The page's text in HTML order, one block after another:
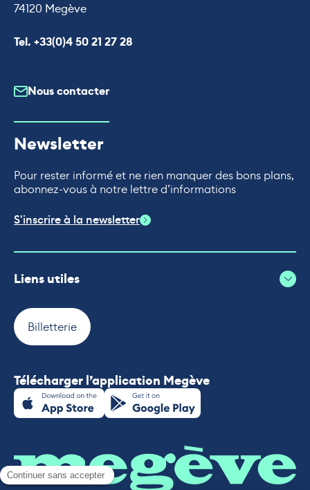
74120 Megève
Appeler le
Tel. +33(0)4 50 21 27 28
Nous contacter
Newsletter
Pour rester informé et ne rien manquer des bons plans,
abonnez-vous à notre lettre d’informations
S'inscrire à la newsletter
Liens utiles
Billetterie
Télécharger l’application Megève